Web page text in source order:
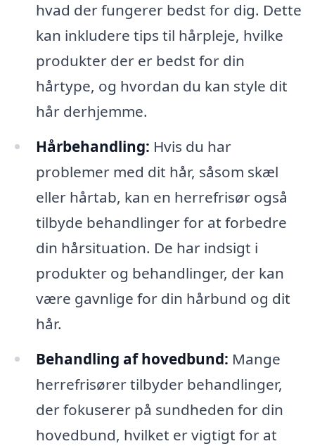
hvad der fungerer bedst for dig. Dette
kan inkludere tips til hårpleje, hvilke
produkter der er bedst for din
hårtype, og hvordan du kan style dit
hår derhjemme.
Hårbehandling: Hvis du har
problemer med dit hår, såsom skæl
eller hårtab, kan en herrefrisør også
tilbyde behandlinger for at forbedre
din hårsituation. De har indsigt i
produkter og behandlinger, der kan
være gavnlige for din hårbund og dit
hår.
Behandling af hovedbund: Mange
herrefrisører tilbyder behandlinger,
der fokuserer på sundheden for din
hovedbund, hvilket er vigtigt for at